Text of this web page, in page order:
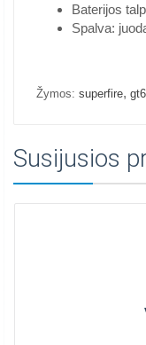
Baterijos
Spalva:
Žymos: superfire,
Susijusios